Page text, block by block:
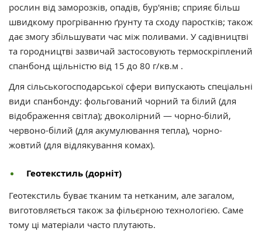
рослин від заморозків, опадів, бур'янів; сприяє більш
швидкому прогріванню ґрунту та сходу паростків; також
дає змогу збільшувати час між поливами. У садівництві
та городництві зазвичай застосовують термоскріплений
спанбонд щільністю від 15 до 80 г/кв.м .
Для сільськогосподарської сфери випускають спеціальні
види спанбонду: фольгований чорний та білий (для
відображення світла); двоколірний — чорно-білий,
червоно-білий (для акумулювання тепла), чорно-
жовтий (для відлякування комах).
Геотекстиль (дорніт)
Геотекстиль буває тканим та нетканим, але загалом,
виготовляється також за фільєрною технологією. Саме
тому ці матеріали часто плутають.